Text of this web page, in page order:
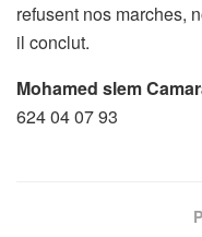
refusent nos marches,
il conclut.
Mohamed slem
624 04 07 93